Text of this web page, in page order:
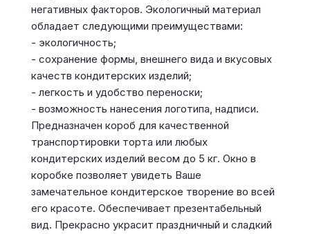
негативных факторов. Экологичный материал
обладает следующими преимуществами:
- экологичность;
- сохранение формы, внешнего вида и вкусовых
качеств кондитерских изделий;
- легкость и удобство переноски;
- возможность нанесения логотипа, надписи.
Предназначен короб для качественной
транспортировки торта или любых
кондитерских изделий весом до 5 кг. Окно в
коробке позволяет увидеть Ваше
замечательное кондитерское творение во всей
его красоте. Обеспечивает презентабельный
вид. Прекрасно украсит праздничный и сладкий